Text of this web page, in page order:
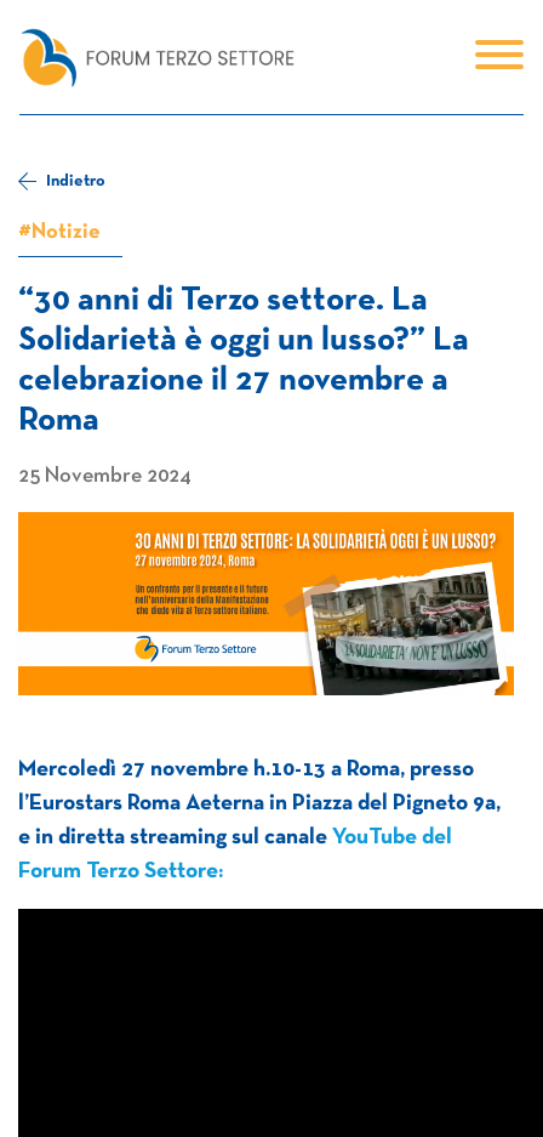
Indietro
#Notizie
“30 anni di Terzo settore. La
Solidarietà è oggi un lusso?” La
celebrazione il 27 novembre a
Roma
25 Novembre 2024
Mercoledì 27 novembre h.10-13 a Roma, presso
l’Eurostars Roma Aeterna in Piazza del Pigneto 9a,
e in diretta streaming sul canale YouTube del
Forum Terzo Settore: